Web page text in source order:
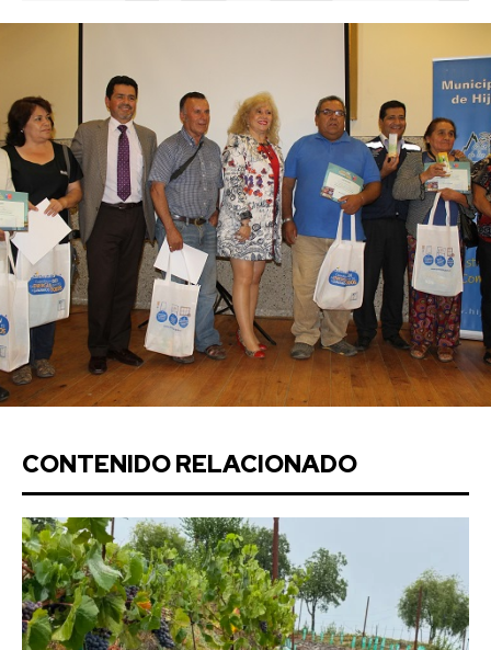
CONTENIDO RELACIONADO